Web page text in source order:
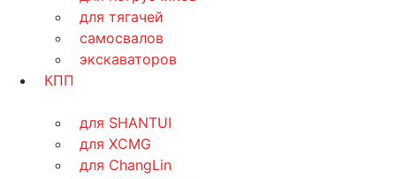
для тягачей
самосвалов
экскаваторов
КПП
для SHANTUI
для XCMG
для ChangLin